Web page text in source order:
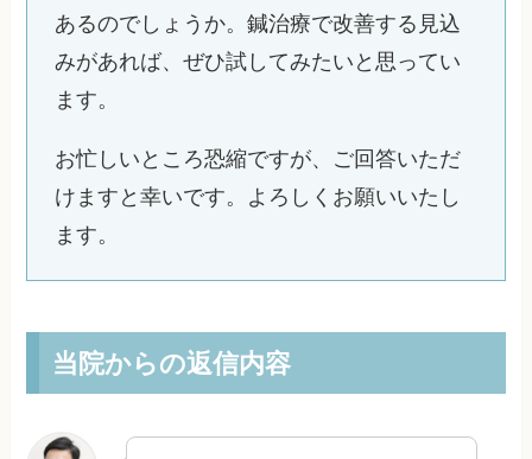
あるのでしょうか。鍼治療で改善する見込
みがあれば、ぜひ試してみたいと思ってい
ます。
お忙しいところ恐縮ですが、ご回答いただ
けますと幸いです。よろしくお願いいたし
ます。
当院からの返信内容